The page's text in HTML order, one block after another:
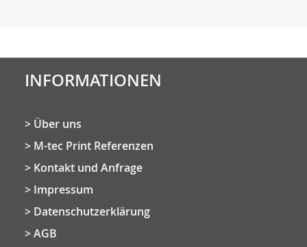
INFORMATIONEN
Über uns
M-tec Print Referenzen
Kontakt und Anfrage
Impressum
Datenschutzerklärung
AGB